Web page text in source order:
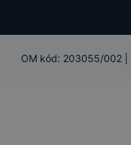
OM kód: 203055/002